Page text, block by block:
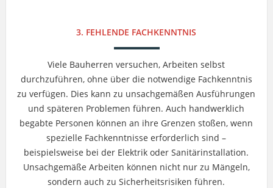
3. FEHLENDE FACHKENNTNIS
Viele Bauherren versuchen, Arbeiten selbst
durchzuführen, ohne über die notwendige Fachkenntnis
zu verfügen. Dies kann zu unsachgemäßen Ausführungen
und späteren Problemen führen. Auch handwerklich
begabte Personen können an ihre Grenzen stoßen, wenn
spezielle Fachkenntnisse erforderlich sind –
beispielsweise bei der Elektrik oder Sanitärinstallation.
Unsachgemäße Arbeiten können nicht nur zu Mängeln,
sondern auch zu Sicherheitsrisiken führen.